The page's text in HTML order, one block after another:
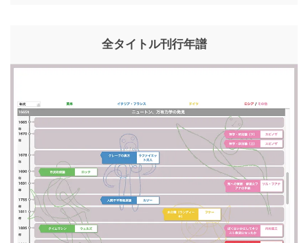
全タイトル刊行年譜